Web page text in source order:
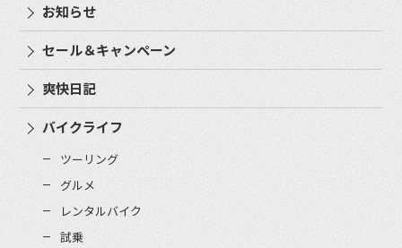
お知らせ
セール＆キャンペーン
爽快日記
バイクライフ
ツーリング
グルメ
レンタルバイク
試乗